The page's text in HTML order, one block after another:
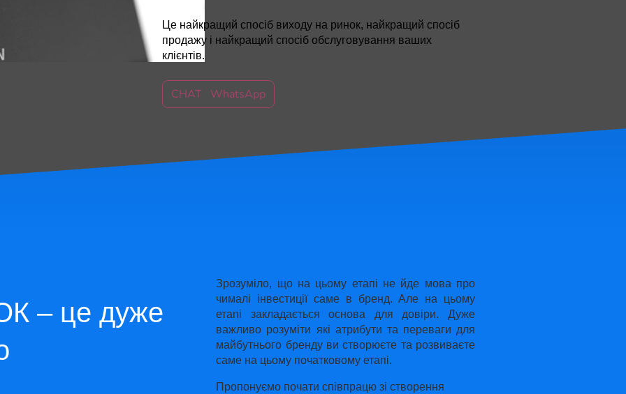
Це найкращий спосіб виходу на ринок, найкращий спосіб
продажу і найкращий спосіб обслуговування ваших
клієнтів.
CHAT WhatsApp
– це дуже
Зрозуміло, що на цьому етапі не йде мова про
чималі інвестиції саме в бренд. Але на цьому
етапі закладається основа для довіри. Дуже
важливо розуміти які атрибути та переваги для
майбутнього бренду ви створюєте та розвиваєте
саме на цьому початковому етапі.
Пропонуємо почати співпрацю зі створення